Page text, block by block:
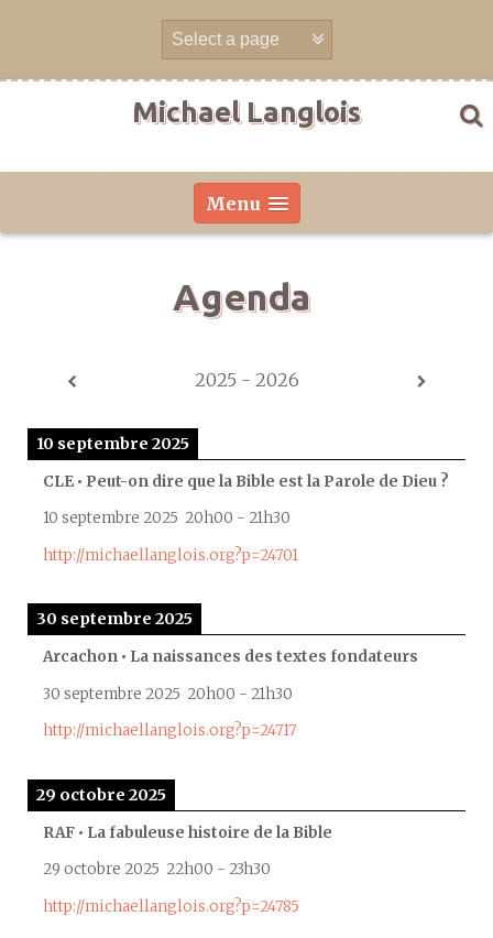
Michael Langlois
Menu
Agenda
2025 - 2026
10 septembre 2025
CLE • Peut-on dire que la Bible est la Parole de Dieu ?
10 septembre 2025 20h00 - 21h30
http://michaellanglois.org?p=24701
30 septembre 2025
Arcachon • La naissances des textes fondateurs
30 septembre 2025 20h00 - 21h30
http://michaellanglois.org?p=24717
29 octobre 2025
RAF • La fabuleuse histoire de la Bible
29 octobre 2025 22h00 - 23h30
http://michaellanglois.org?p=24785